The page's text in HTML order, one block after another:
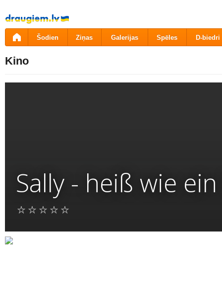
Pāriet
uz
saturu
Šodien Ziņas Galerijas Spēles D-biedri
Kino
Sally - heiß wie